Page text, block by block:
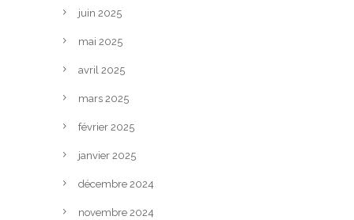
juin 2025
mai 2025
avril 2025
mars 2025
février 2025
janvier 2025
décembre 2024
novembre 2024